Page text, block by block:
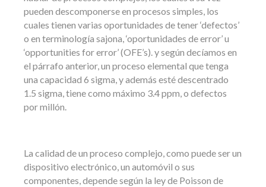
pueden descomponerse en procesos simples, los
cuales tienen varias oportunidades de tener ‘defectos’
o en terminología sajona, ‘oportunidades de error’ u
‘opportunities for error’ (OFE’s). y según decíamos en
el párrafo anterior, un proceso elemental que tenga
una capacidad 6 sigma, y además esté descentrado
1.5 sigma, tiene como máximo 3.4 ppm, o defectos
por millón.
La calidad de un proceso complejo, como puede ser un
dispositivo electrónico, un automóvil o sus
componentes, depende según la ley de Poisson de